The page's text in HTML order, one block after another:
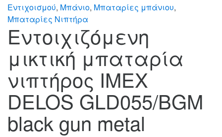
Εντιχοισμού, Μπάνιο, Μπαταρίες μπάνιου,
Μπαταρίες Νιπτήρα
Εντοιχιζόμενη
μικτική μπαταρία
νιπτήρος IMEX
DELOS GLD055/BGM
black gun metal